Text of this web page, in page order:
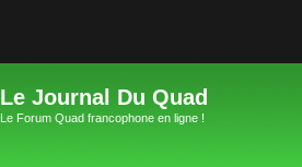
Le Journal Du Quad
Le Forum Quad francophone en ligne !